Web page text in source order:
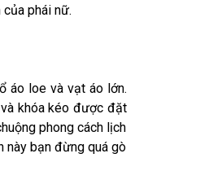
phái nữ.
áo loe và vạt áo lớn.
khóa kéo được đặt
phong cách lịch
này bạn đừng quá gò